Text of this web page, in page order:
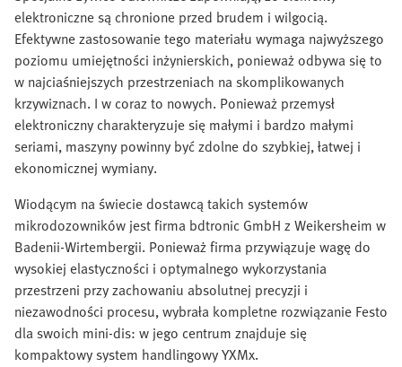
elektroniczne są chronione przed brudem i wilgocią.
Efektywne zastosowanie tego materiału wymaga najwyższego
poziomu umiejętności inżynierskich, ponieważ odbywa się to
w najciaśniejszych przestrzeniach na skomplikowanych
krzywiznach. I w coraz to nowych. Ponieważ przemysł
elektroniczny charakteryzuje się małymi i bardzo małymi
seriami, maszyny powinny być zdolne do szybkiej, łatwej i
ekonomicznej wymiany.
Wiodącym na świecie dostawcą takich systemów
mikrodozowników jest firma bdtronic GmbH z Weikersheim w
Badenii-Wirtembergii. Ponieważ firma przywiązuje wagę do
wysokiej elastyczności i optymalnego wykorzystania
przestrzeni przy zachowaniu absolutnej precyzji i
niezawodności procesu, wybrała kompletne rozwiązanie Festo
dla swoich mini-dis: w jego centrum znajduje się
kompaktowy system handlingowy YXMx.